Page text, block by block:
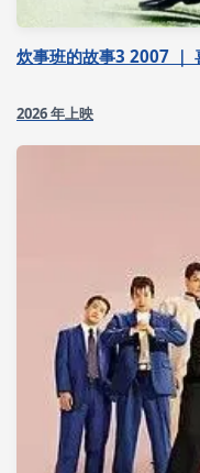
炊事班的故事3 2007 ｜
2026 年上映